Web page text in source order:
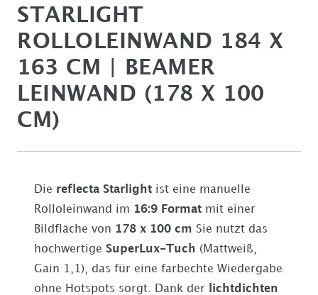
STARLIGHT
ROLLOLEINWAND 184 X
163 CM | BEAMER
LEINWAND (178 X 100
CM)
Die reflecta Starlight ist eine manuelle
Rolloleinwand im 16:9 Format mit einer
Bildfläche von 178 x 100 cm Sie nutzt das
hochwertige SuperLux-Tuch (Mattweiß,
Gain 1,1), das für eine farbechte Wiedergabe
ohne Hotspots sorgt. Dank der
lichtdichten